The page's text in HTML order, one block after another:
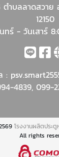
ตำบลลาดสวาย
12150
ทร์ - วันเสาร์
:
4839, 099-
โรงงานผลิตประ
All rights